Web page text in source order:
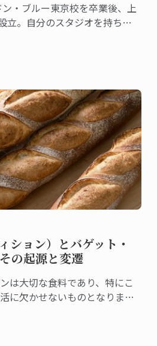
・ブルー東京校を卒業後、上
立。自分のスタジオを持ち、
ション）とバゲット・
の起源と変遷
は大切な食料であり、特にこ
に欠かせないものとなりまし